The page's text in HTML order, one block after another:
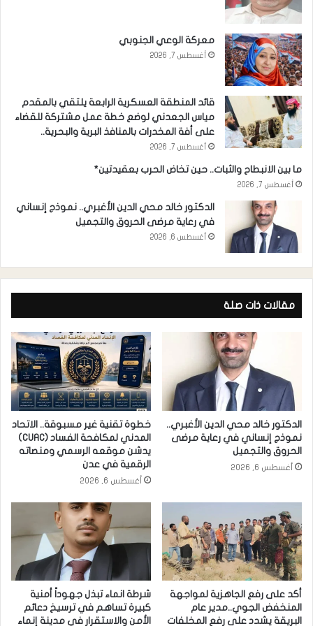
معركة الوعي الجنوبي
أغسطس 7, 2026
قائد المنطقة العسكرية الرابعة يلتقي بالمقدم
مياس الجعدني لوضع خطة عمل مشتركة للقضاء
على أفة المخدرات بالمنافذ البرية والبحرية..
أغسطس 7, 2026
ما بين الانبطاح والثبات.. حين تخاض الحرب بعقيدتين*
أغسطس 7, 2026
الدكتور خالد محي الدين الأغبري.. نموذج إنساني
في رعاية مرضى الحروق والتجميل
أغسطس 6, 2026
مقالات ذات صلة
الدكتور خالد محي الدين الأغبري..
نموذج إنساني في رعاية مرضى
الحروق والتجميل
أغسطس 6, 2026
خطوة تقنية غير مسبوقة.. الاتحاد
المدني لمكافحة الفساد (CUAC)
يدشن موقعه الرسمي ومنصاته
الرقمية في عدن
أغسطس 6, 2026
أكد على رفع الجاهزية لمواجهة
المنخفض الجوي..مدير عام
البريقة يشدد على رفع المخلفات
شرطة انماء تبذل جهوداً أمنية
كبيرة تساهم في ترسيخ دعائم
الأمن والاستقرار في مدينة إنماء